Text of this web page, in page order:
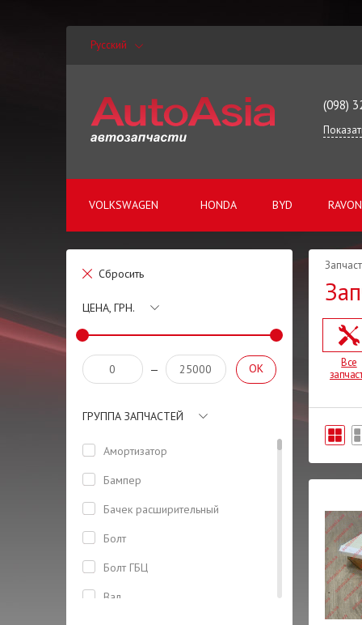
Русский
(098)
VOLKSWAGEN HONDA BYD RAVON
Сбросить
ЦЕНА, ГРН.
— OK
ГРУППА ЗАПЧАСТЕЙ
Амортизатор
Бампер
Бачeк расширительный
Болт
Болт ГБЦ
Вал
Все